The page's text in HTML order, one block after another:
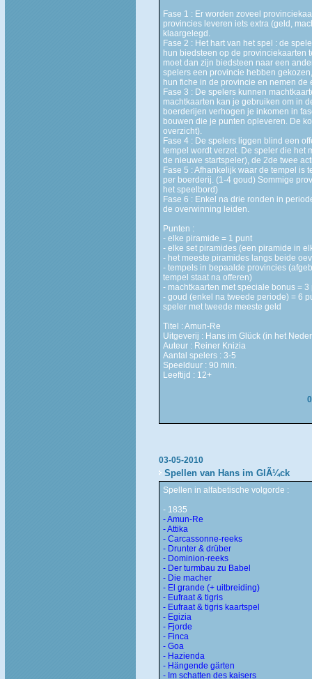
Fase 1 : Er worden zoveel
provincies leveren iets extra (geld,
klaargelegd.
Fase 2 : Het hart van het spel : de
hun biedsteen op de provinciekaarten
moet dan zijn biedsteen naar een
spelers een provincie hebben
hun fiche in de provincie en nemen
Fase 3 : De spelers kunnen
machtkaarten kan je gebruiken om in
boerderijen verhogen je inkomen in
bouwen die je punten opleveren. De
overzicht).
Fase 4 : De spelers liggen blind een
tempel wordt verzet. De speler die het
de nieuwe startspeler), de 2de twee
Fase 5 : Afhankelijk waar de tempel is
per boerderij. (1-4 goud) Sommige
het speelbord)
Fase 6 : Enkel na drie ronden in
de overwinning leiden.
Punten :
- elke piramide = 1 punt
- elke set piramides (een piramide in
- het meeste piramides langs beide
- tempels in bepaalde provincies
tempel staat na offeren)
- machtkaarten met speciale bonus =
- goud (enkel na tweede periode) = 6
speler met tweede meeste geld
Titel : Amun-Re
Uitgeverij : Hans im Glück (in het
Auteur : Reiner Knizia
Aantal spelers : 3-5
Speelduur : 90 min.
Leeftijd : 12+
03-05-2010
Spellen van Hans im GlÃ¼ck
Spellen in alfabetische volgorde :
- 1835
- Amun-Re
- Attika
- Carcassonne-reeks
- Drunter & drüber
- Dominion-reeks
- Der turmbau zu Babel
- Die macher
- El grande (+ uitbreiding)
- Eufraat & tigris
- Eufraat & tigris kaartspel
- Egizia
- Fjorde
- Finca
- Goa
- Hazienda
- Hängende gärten
- Im schatten des kaisers